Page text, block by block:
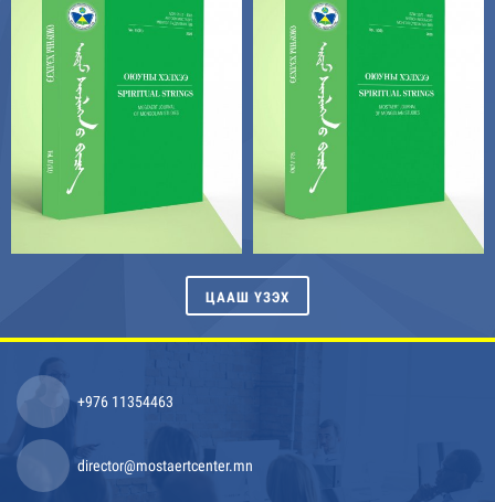
ЦААШ ҮЗЭХ
+976 11354463
director@mostaertcenter.mn